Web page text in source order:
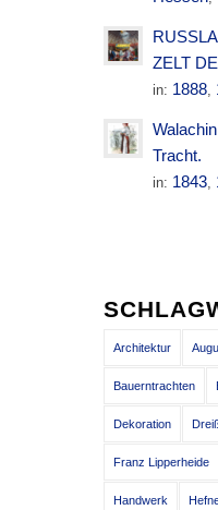
ZELT
in: 1888,
Tracht.
in: 1843,
Architektur
Bauerntrachten
Dekoration
Franz Lipperheide
Handwerk